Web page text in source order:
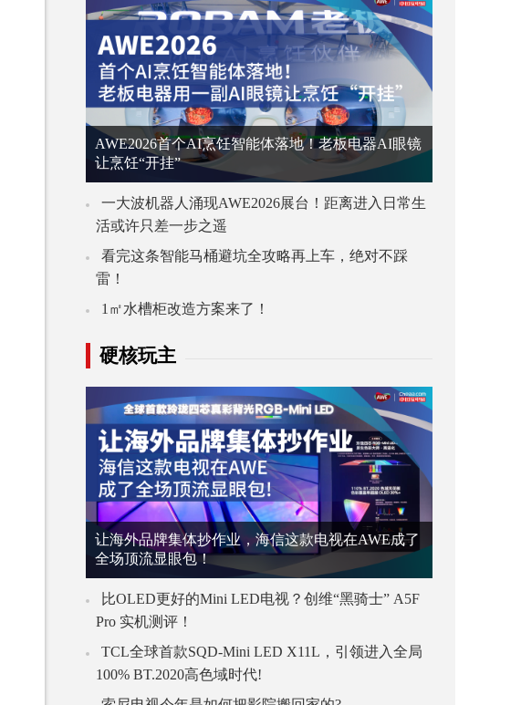
AWE2026首个AI烹饪智能体落地！老板电器AI眼镜
让烹饪“开挂”
一大波机器人涌现AWE2026展台！距离进入日常生
活或许只差一步之遥
看完这条智能马桶避坑全攻略再上车，绝对不踩
雷！
1㎡水槽柜改造方案来了！
硬核玩主
让海外品牌集体抄作业，海信这款电视在AWE成了
全场顶流显眼包！
比OLED更好的Mini LED电视？创维“黑骑士” A5F
Pro 实机测评！
TCL全球首款SQD-Mini LED X11L，引领进入全局
100% BT.2020高色域时代!